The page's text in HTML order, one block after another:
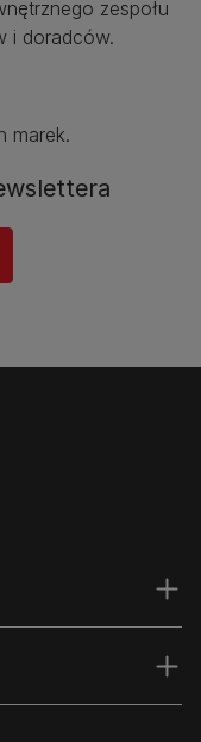
zespołu
i doradców.​
marek.​